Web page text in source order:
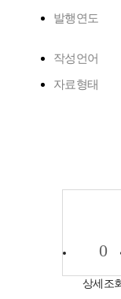
발행연도
작성언어
자료형태
0
상세조회